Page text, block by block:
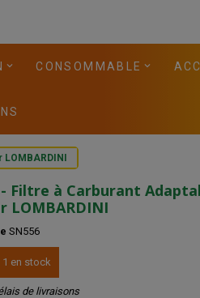
CONSOMMABLE
- Filtre à Carburant
LOMBARDINI
SN556
1 en stock
de livraisons